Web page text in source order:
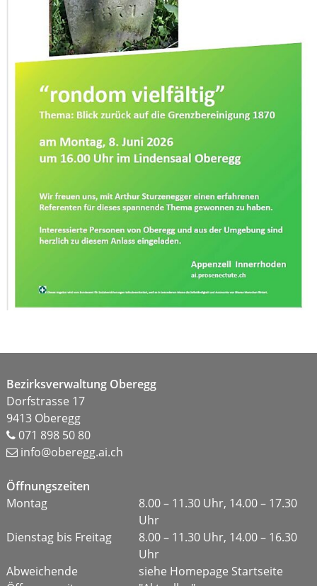
Footer
Bezirksverwaltung Oberegg
Dorfstrasse 17
9413 Oberegg
071 898 50 80
info@oberegg.ai.ch
Öffnungszeiten
Montag
8.00 – 11.30 Uhr, 14.00 – 17.30
Uhr
Dienstag bis Freitag
8.00 – 11.30 Uhr, 14.00 – 16.30
Uhr
Abweichende
siehe Homepage Startseite